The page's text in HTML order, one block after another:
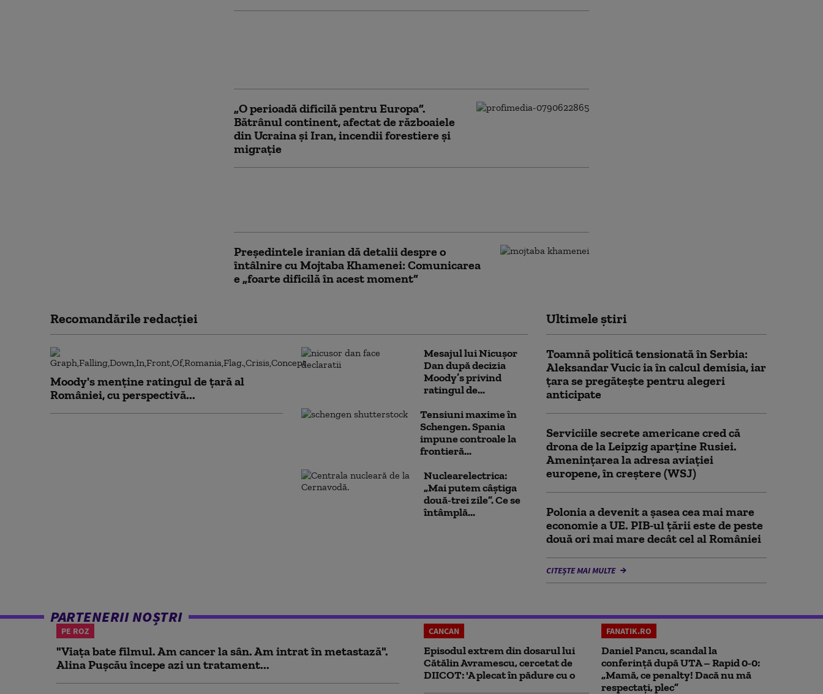
„O perioadă dificilă pentru Europa”.
Bătrânul continent, afectat de războaiele
din Ucraina și Iran, incendii forestiere și
migrație
Preşedintele iranian dă detalii despre o
întâlnire cu Mojtaba Khamenei: Comunicarea
e „foarte dificilă în acest moment”
Recomandările redacţiei
Moody's menține ratingul de țară al
României, cu perspectivă...
Mesajul lui Nicușor
Dan după decizia
Moody’s privind
ratingul de...
Tensiuni maxime în
Schengen. Spania
impune controale la
frontieră...
Nuclearelectrica:
„Mai putem câștiga
două-trei zile”. Ce se
întâmplă...
Ultimele știri
Toamnă politică tensionată în Serbia:
Aleksandar Vucic ia în calcul demisia, iar
țara se pregătește pentru alegeri
anticipate
Serviciile secrete americane cred că
drona de la Leipzig aparține Rusiei.
Amenințarea la adresa aviației
europene, în creștere (WSJ)
Polonia a devenit a șasea cea mai mare
economie a UE. PIB-ul țării este de peste
două ori mai mare decât cel al României
CITEȘTE MAI MULTE
PARTENERII NOȘTRI
PE ROZ
"Viața bate filmul. Am cancer la sân. Am intrat în metastază".
Alina Pușcău începe azi un tratament...
CANCAN
Episodul extrem din dosarul lui
Cătălin Avramescu, cercetat de
DIICOT: 'A plecat în pădure cu o
FANATIK.RO
Daniel Pancu, scandal la
conferință după UTA – Rapid 0-0:
„Mamă, ce penalty! Dacă nu mă
respectați, plec”